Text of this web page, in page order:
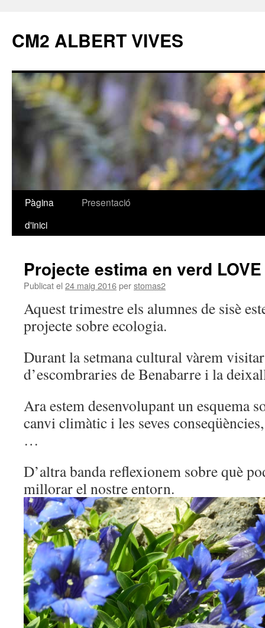
CM2 ALBERT VIVES
Vés
Pàgina
d'inici
Presentació
Projecte estima en verd LOVE
Publicat el 24 maig 2016perstomas2
Aquest trimestre els alumnes de sisè
projecte sobre ecologia.
Durant la setmana cultural vàrem
d’escombraries de Benabarre i la
Ara estem desenvolupant un esquema
canvi climàtic i les seves
…
D’altra banda reflexionem sobre què
millorar el nostre entorn.